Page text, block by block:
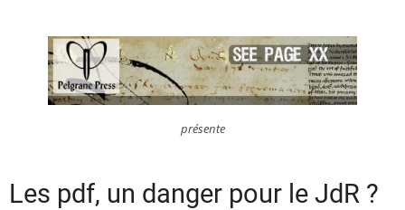
présente
Les pdf, un danger pour le JdR ?